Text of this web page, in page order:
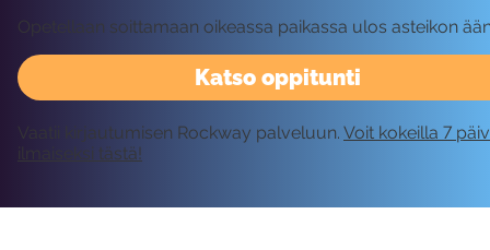
Katso oppitunti
Opetellaan soittamaan oikeassa paikassa ulos asteikon
Vaatii kirjautumisen Rockway palveluun. Voit kokeilla 7
ilmaiseksi tästä!